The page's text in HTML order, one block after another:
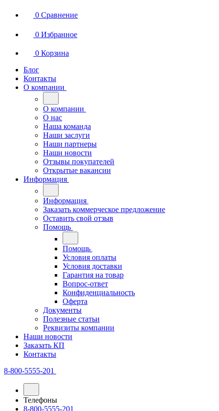
0 Сравнение
0 Избранное
0 Корзина
Блог
Контакты
О компании
О компании
О нас
Наша команда
Наши заслуги
Наши партнеры
Наши новости
Отзывы покупателей
Открытые вакансии
Информация
Информация
Заказать коммерческое предложение
Оставить свой отзыв
Помощь
Помощь
Условия оплаты
Условия доставки
Гарантия на товар
Вопрос-ответ
Конфиденциальность
Оферта
Документы
Полезные статьи
Реквизиты компании
Наши новости
Заказать КП
Контакты
8-800-5555-201
Телефоны
8-800-5555-201